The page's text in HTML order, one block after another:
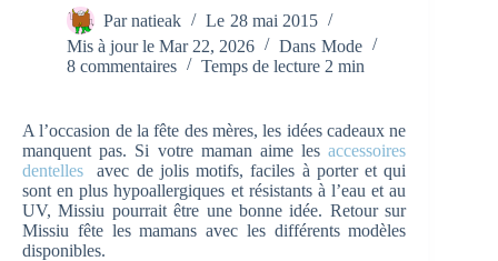
Par natieak Le 28 mai 2015
Mis à jour le Mar 22, 2026 Dans Mode
8 commentaires
Temps de lecture 2 min
A l’occasion de la fête des mères, les idées cadeaux ne
manquent pas. Si votre maman aime lesaccessoires
dentelles avec de jolis motifs, faciles à porter et qui
sont en plus hypoallergiques et résistants à l’eau et au
UV, Missiu pourrait être une bonne idée. Retour sur
Missiu fête les mamans avec les différents modèles
disponibles.